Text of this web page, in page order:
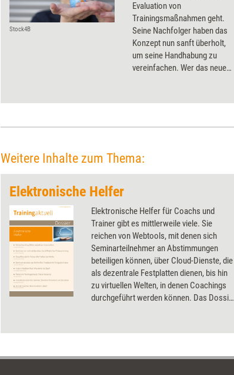
Stock4B
Evaluation von
Trainingsmaßnahmen geht.
Seine Nachfolger haben das
Konzept nun sanft überholt,
um seine Handhabung zu
vereinfachen. Wer das neue
Deutsch akkreditieren.
Weitere Inhalte zum Thema:
Elektronische Helfer
Elektronische Helfer für Coachs und
Trainer gibt es mittlerweile viele. Sie
reichen von Webtools, mit denen sich
Seminarteilnehmer an Abstimmungen
beteiligen können, über Cloud-Dienste, die
als dezentrale Festplatten dienen, bis hin
zu virtuellen Welten, in denen Coachings
durchgeführt werden können. Das Dossier
und erläutert, wie Trainer und Coachs sie